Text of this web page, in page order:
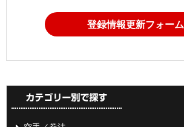
登録情報更新フォーム